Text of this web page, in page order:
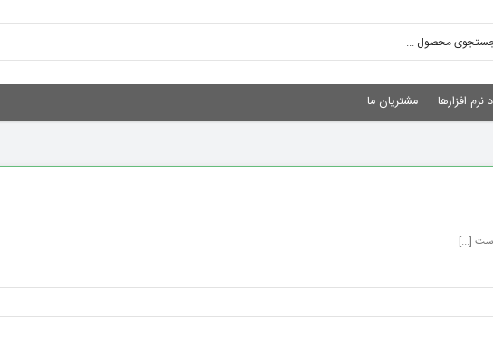
نرم افزارها مشتریان ما
[...]